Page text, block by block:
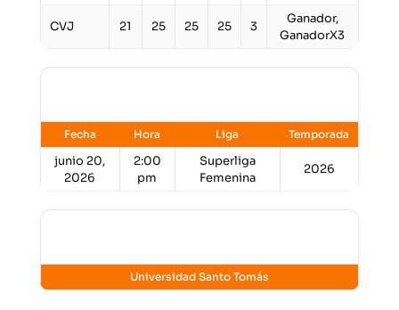
CVJ 21 25 25 25 3
Ganador,
GanadorX3
Fecha Hora Liga Temporada
junio 20,
2026
2:00
pm
Superliga
Femenina
2026
Universidad Santo Tomás